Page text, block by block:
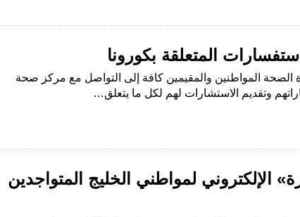
الصحة المواطنين والمقيمين كافة إلى التواصل مع مركز صحة
الإلكتروني لمواطني الخليج المتواجدين